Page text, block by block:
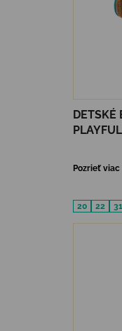
DETSKÉ
Pozrieť viac
20
22 31